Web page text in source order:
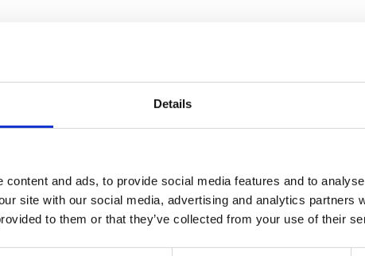
Details
content and ads, to provide social media features and to
site with our social media, advertising and analytics partners
to them or that they’ve collected from your use of their
IT-
Dieser Abschnitt